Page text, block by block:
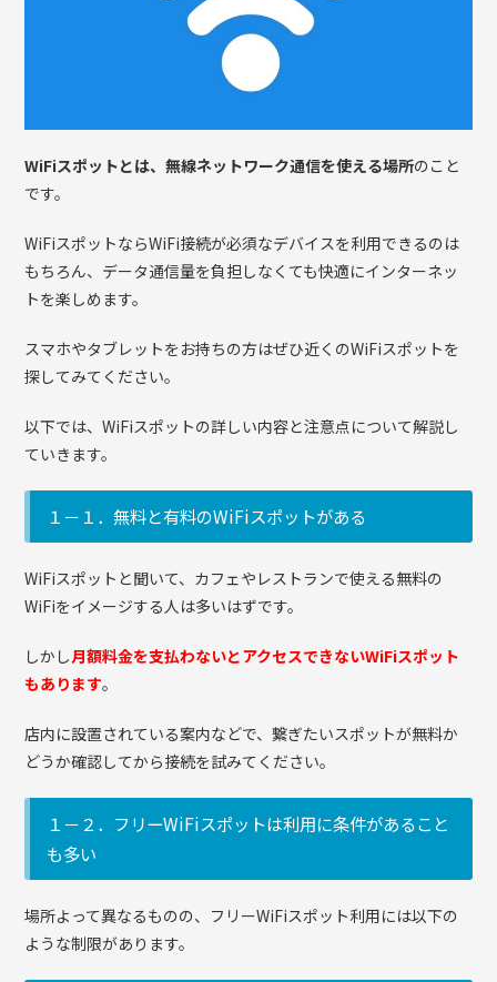
WiFiスポットとは、無線ネットワーク通信を使える場所のこと
です。
WiFiスポットならWiFi接続が必須なデバイスを利用できるのは
もちろん、データ通信量を負担しなくても快適にインターネッ
トを楽しめます。
スマホやタブレットをお持ちの方はぜひ近くのWiFiスポットを
探してみてください。
以下では、WiFiスポットの詳しい内容と注意点について解説し
ていきます。
１－１．無料と有料のWiFiスポットがある
WiFiスポットと聞いて、カフェやレストランで使える無料の
WiFiをイメージする人は多いはずです。
しかし月額料金を支払わないとアクセスできないWiFiスポット
もあります。
店内に設置されている案内などで、繋ぎたいスポットが無料か
どうか確認してから接続を試みてください。
１－２．フリーWiFiスポットは利用に条件があること
も多い
場所よって異なるものの、フリーWiFiスポット利用には以下の
ような制限があります。